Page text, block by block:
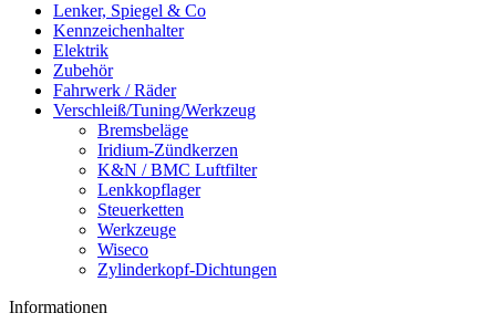
Lenker, Spiegel & Co
Kennzeichenhalter
Elektrik
Zubehör
Fahrwerk / Räder
Verschleiß/Tuning/Werkzeug
Bremsbeläge
Iridium-Zündkerzen
K&N / BMC Luftfilter
Lenkkopflager
Steuerketten
Werkzeuge
Wiseco
Zylinderkopf-Dichtungen
Informationen